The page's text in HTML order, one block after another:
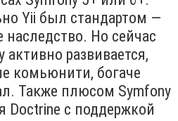
Yii был стандартом —
наследство. Но сейчас
активно развивается,
комьюнити, богаче
Также плюсом Symfony
Doctrine с поддержкой